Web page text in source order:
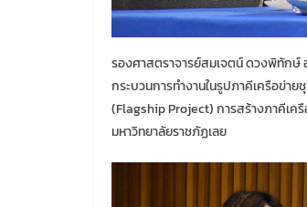
รองศาสตราจารย์สมเจตน์ ดวงพิทักษ์
กระบวนการทำงานในรูปภาคีเครือข่
(Flagship Project) การสร้างภาคีเค
มหาวิทยาลัยราชภัฏเลย